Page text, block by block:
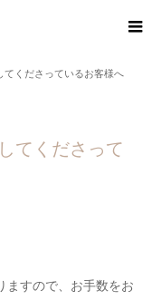
てくださっているお客様へ
てくださって
ますので、お手数をお